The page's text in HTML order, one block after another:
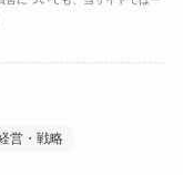
営・戦略